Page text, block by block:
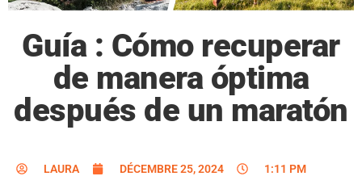
Guía : Cómo recuperar
de manera óptima
después de un maratón
LAURA DÉCEMBRE 25, 2024 1:11 PM